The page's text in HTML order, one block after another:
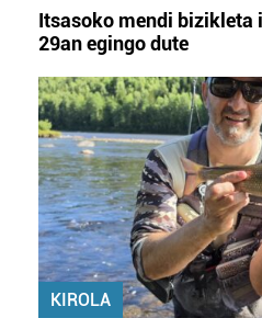
Itsasoko mendi bizikleta
29an egingo dute
KIROLA